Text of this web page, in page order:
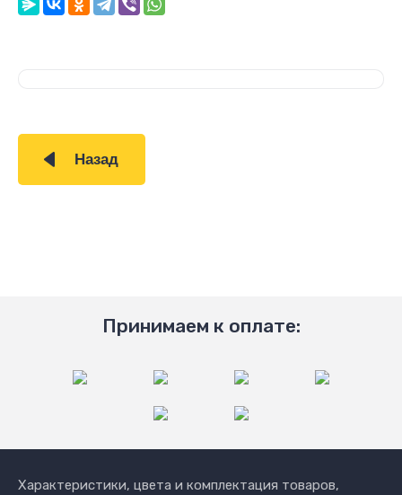
Назад
Принимаем к оплате:
Характеристики, цвета и комплектация товаров,